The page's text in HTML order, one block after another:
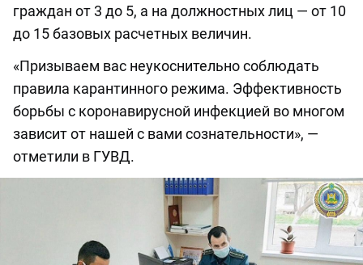
граждан от 3 до 5, а на должностных лиц — от 10
до 15 базовых расчетных величин.
«Призываем вас неукоснительно соблюдать
правила карантинного режима. Эффективность
борьбы с коронавирусной инфекцией во многом
зависит от нашей с вами сознательности», —
отметили в ГУВД.